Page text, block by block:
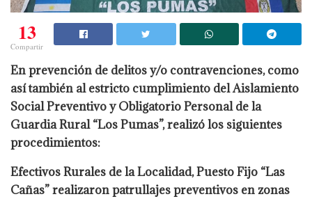
13
Compartir
En prevención de delitos y/o contravenciones, como
así también al estricto cumplimiento del Aislamiento
Social Preventivo y Obligatorio Personal de la
Guardia Rural “Los Pumas”, realizó los siguientes
procedimientos:
Efectivos Rurales de la Localidad, Puesto Fijo “Las
Cañas” realizaron patrullajes preventivos en zonas